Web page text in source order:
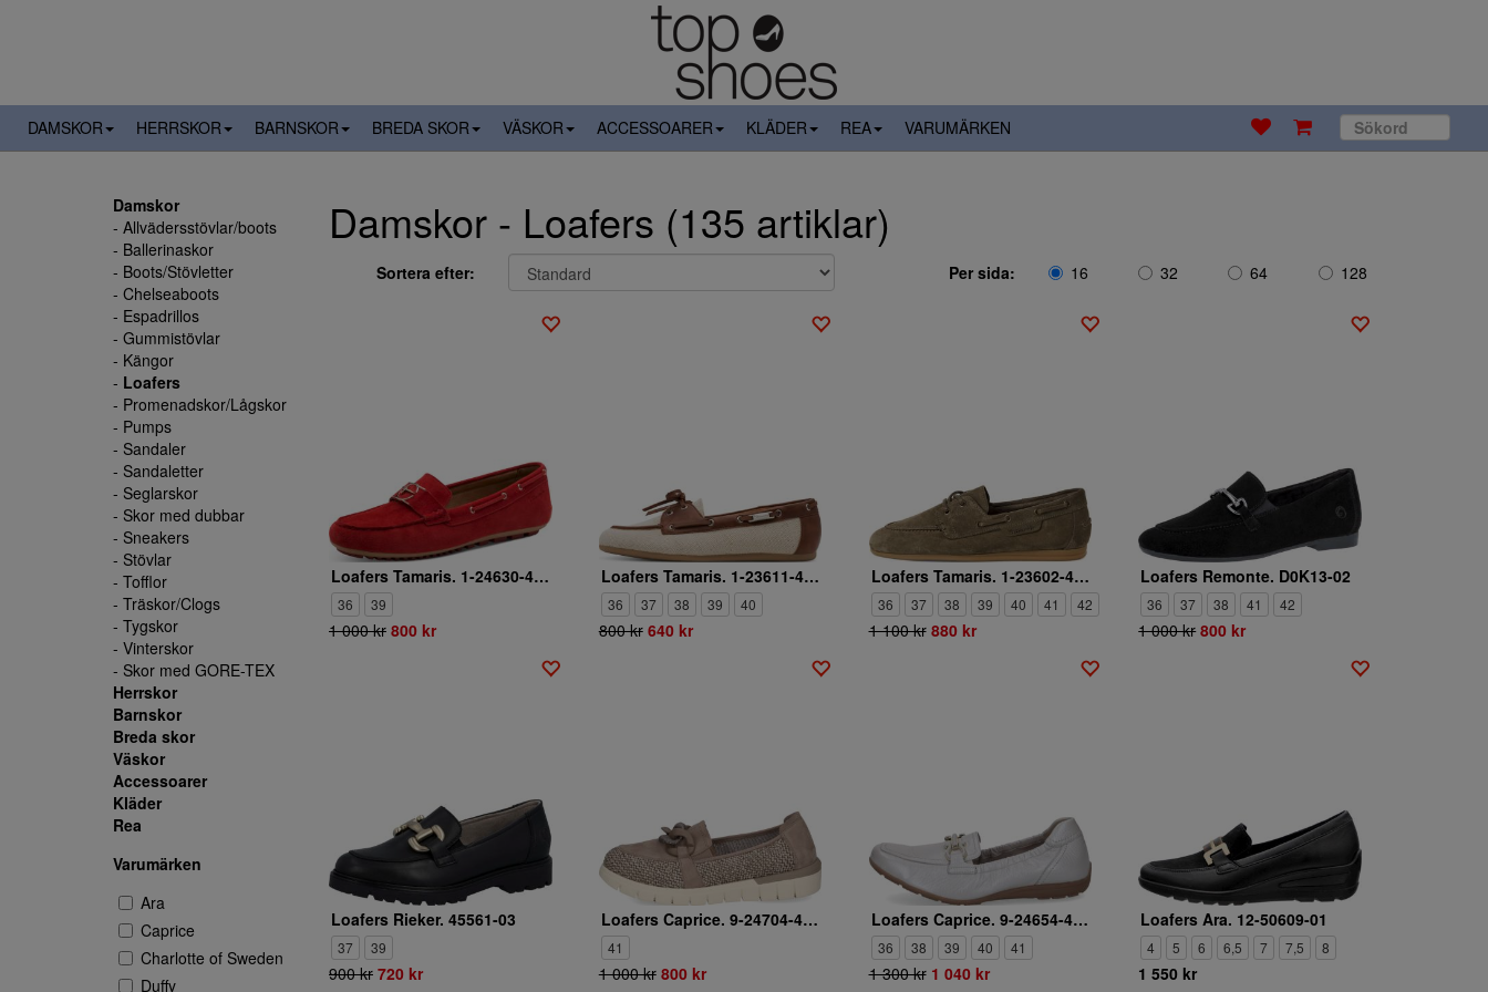
DAMSKOR HERRSKOR BARNSKOR BREDA SKOR VÄSKOR ACCESSOARER KLÄDER REA VARUMÄRKEN
Damskor
- Allvädersstövlar/boots
- Ballerinaskor
- Boots/Stövletter
- Chelseaboots
- Espadrillos
- Gummistövlar
- Kängor
- Loafers
- Promenadskor/Lågskor
- Pumps
- Sandaler
- Sandaletter
- Seglarskor
- Skor med dubbar
- Sneakers
- Stövlar
- Tofflor
- Träskor/Clogs
- Tygskor
- Vinterskor
- Skor med GORE-TEX
Herrskor
Barnskor
Breda skor
Väskor
Accessoarer
Kläder
Rea
Varumärken
Ara
Caprice
Charlotte of Sweden
Duffy
Damskor - Loafers (135 artiklar)
Sortera efter: Per sida: 16 32 64 128
Loafers Tamaris. 1-24630-44-500
36 39
1 000 kr 800 kr
Loafers Tamaris. 1-23611-46-486
36 37 38 39 40
800 kr 640 kr
Loafers Tamaris. 1-23602-44-722
36 37 38 39 40 41 42
1 100 kr 880 kr
Loafers Remonte. D0K13-02
36 37 38 41 42
1 000 kr 800 kr
Loafers Rieker. 45561-03
37 39
900 kr 720 kr
Loafers Caprice. 9-24704-46-326
41
1 000 kr 800 kr
Loafers Caprice. 9-24654-42-131
36 38 39 40 41
1 300 kr 1 040 kr
Loafers Ara. 12-50609-01
4 5 6 6,5 7 7,5 8
1 550 kr